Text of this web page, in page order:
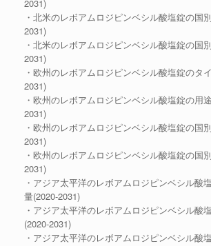
2031)
・北米のレボアムロジピンベシル酸塩錠の国
2031)
・北米のレボアムロジピンベシル酸塩錠の国
2031)
・欧州のレボアムロジピンベシル酸塩錠のタ
2031)
・欧州のレボアムロジピンベシル酸塩錠の用
2031)
・欧州のレボアムロジピンベシル酸塩錠の国
2031)
・欧州のレボアムロジピンベシル酸塩錠の国
2031)
・アジア太平洋のレボアムロジピンベシル酸
量(2020-2031)
・アジア太平洋のレボアムロジピンベシル酸
(2020-2031)
・アジア太平洋のレボアムロジピンベシル酸